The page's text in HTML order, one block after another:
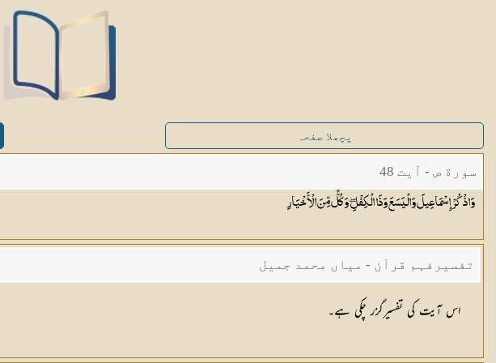
پچھلا صفحہ
سورة ص - آیت 48
وَاذْكُرْ إِسْمَاعِيلَ وَالْيَسَعَ وَذَا الْكِفْلِ ۖ وَكُلٌّ مِّنَالْأَخْيَارِ
تفسیرفہم قرآن - میاں محمد جمیل
اس آیت کی تفسیرگزر چکی ہے۔